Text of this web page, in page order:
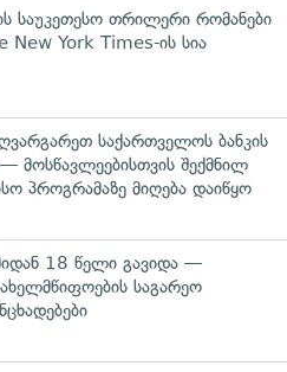
საუკეთესო თრილერი რომანები
New York Times-ის სია
საქართველოს ბანკის
მოსწავლეებისთვის შექმნილ
პროგრამაზე მიღება დაიწყო
18 წელი გავიდა —
საგარეო